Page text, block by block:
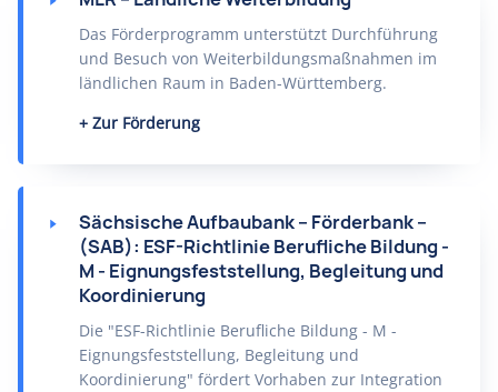
Das Förderprogramm unterstützt Durchführung
und Besuch von Weiterbildungsmaßnahmen im
ländlichen Raum in Baden-Württemberg.
Zur Förderung
Sächsische Aufbaubank – Förderbank –
(SAB): ESF-Richtlinie Berufliche Bildung -
M - Eignungsfeststellung, Begleitung und
Koordinierung
Die "ESF-Richtlinie Berufliche Bildung - M -
Eignungsfeststellung, Begleitung und
Koordinierung" fördert Vorhaben zur Integration